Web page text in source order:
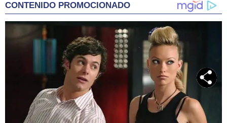
CONTENIDO PROMOCIONADO